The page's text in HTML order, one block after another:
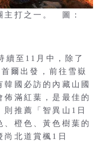
主打之一。 圖：
續至11月中，除了
爾出發，前往雪嶽
國必訪的內藏山國
佈滿紅葉，是最佳的
推薦「智異山1日
、橙色、黃色樹葉的
尚北道賞楓1日